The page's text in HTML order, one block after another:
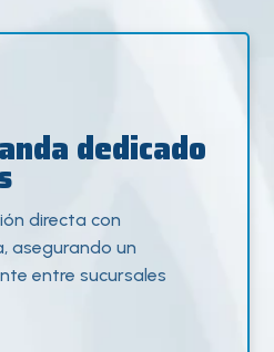
dedicado
directa con
asegurando un
entre sucursales